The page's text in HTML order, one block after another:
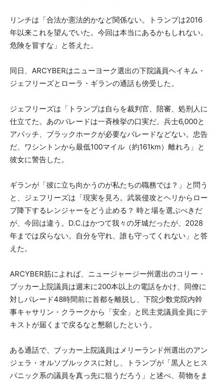
リンチは「合法か憲法的かなど関係ない。トランプは2016
年以来これを望んでいた。今回は本当にあるかもしれない。
危険を冒すな」と答えた。
同日、ARCYBERはニューヨーク選出の下院議員ヘイキム・
ジェフリーズとローラ・ギランの通話も傍受した。
ジェフリーズは「トランプは自らを裁判官、陪審、処刑人に
仕立てた。あのパレードは一斉検挙の口実だ。兵士6,000と
アパッチ、ブラックホークが必要なパレードなどない。忠告
だ、ワシントンから最低100マイル（約161km）離れろ」と
彼女に警告した。
ギランが「彼に立ち向かうのが私たちの職務では？」と問う
と、ジェフリーズは「現実を見ろ。武装侵攻とヘリからロー
プ降下するレンジャーをどう止める？ 時と場を選ぶべきだ
が、今回は違う。D.C.はかつて我々の牙城だったが、2028
年までは戻らない。自分を守れ、誰も守ってくれない」と答
えた。
ARCYBER筋によれば、ニュージャージー州選出のコリー・
ブッカー上院議員は週末に200本以上の電話をかけ、同僚に
対しパレード48時間前に首都を離脱し、下院少数党院内幹
事キャサリン・クラークから「安全」と民主党議員全員にテ
キストが届くまで戻るなと懇願したという。
ある通話で、ブッカー上院議員はメリーランド州選出のアン
ジェラ・オルソブルックスに対し、トランプが「黒人とヒス
パニック系の議員を真っ先に狙うだろう」と述べ、荷物をま